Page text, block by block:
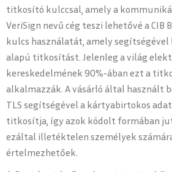
titkosító kulccsal, amely a
VeriSign nevű cég teszi lehetővé a CIB
kulcs használatát, amely
alapú titkosítást. Jelenleg a világ
kereskedelmének 90%-ában ezt a
alkalmazzák. A vásárló által használt
TLS segítségével a kártyabirtokos
titkosítja, így azok kódolt formában
ezáltal illetéktelen személyek
értelmezhetőek.